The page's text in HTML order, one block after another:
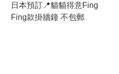
日本預訂📍貓貓得意Fing
Fing款掛牆鐘 不包郵